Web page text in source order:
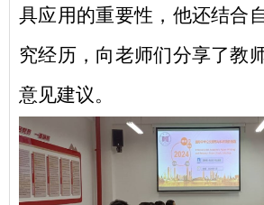
具应用的重要性，他还结合
究经历，向老师们分享了教
意见建议。